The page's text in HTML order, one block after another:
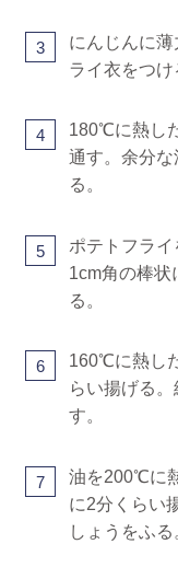
3
にんじんに
ライ衣をつけ
4
180℃に熱し
通す。余分
る。
5
ポテトフラ
1cm角の棒状
る。
6
160℃に熱し
らい揚げる
す。
7
油を200℃に
に2分くらい
しょうをふる